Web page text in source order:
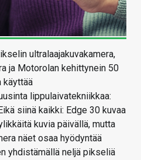
ultralaajakuvakamera,
ja Motorolan kehittynein 50
käyttää
lippulaivatekniikkaa:
siinä kaikki: Edge 30 kuvaa
kuvia päivällä, mutta
näet osaa hyödyntää
yhdistämällä neljä pikseliä